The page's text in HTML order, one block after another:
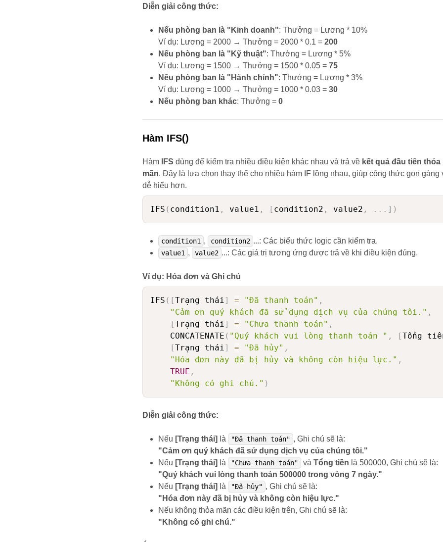
Diễn giải công thức:
Nếu phòng ban là "Kinh doanh": Thưởng = Lương * 10%
Ví dụ: Lương = 2000 → Thưởng = 2000 * 0.1 =200
Nếu phòng ban là "Kỹ thuật": Thưởng = Lương * 5%
Ví dụ: Lương = 1500 → Thưởng = 1500 * 0.05 =75
Nếu phòng ban là "Hành chính": Thưởng = Lương * 3%
Ví dụ: Lương = 1000 → Thưởng = 1000 * 0.03 =30
Nếu phòng ban khác: Thưởng =0
Hàm IFS()
Hàm IFS dùng để kiểm tra nhiều điều kiện khác nhau và trả về kết quả đầu tiên thỏa
mãn. Đây là lựa chọn thay thế cho nhiều hàm IF lồng nhau, giúp công thức gọn gàng
dễ hiểu hơn.
IFS ( condition1 , value1 , [ condition2 , value2 , . . . ] )
condition1 , condition2 ...: Các biểu thức logic cần kiểm tra.
value1 , value2 ...: Các giá trị tương ứng được trả về khi điều kiện đúng.
Ví dụ: Hóa đơn và Ghi chú
IFS ( [Trạng thái] = "Đã thanh toán" ,
"Cảm ơn quý khách đã sử dụng dịch vụ của chúng tôi." ,
[Trạng thái] = "Chưa thanh toán" ,
    CONCATENATE
( "Quý khách vui lòng thanh toán " , [Tổng
[Trạng thái] = "Đã hủy" ,
"Hóa đơn này đã bị hủy và không còn hiệu lực." ,
TRUE ,
"Không có ghi chú." )
Diễn giải công thức:
Nếu [Trạng thái] là "Đã thanh toán" , Ghi chú sẽ là:
"Cảm ơn quý khách đã sử dụng dịch vụ của chúng tôi."
Nếu [Trạng thái] là "Chưa thanh toán" vàTổng tiền là 500000, Ghi chú sẽ là:
"Quý khách vui lòng thanh toán 500000 trong vòng 7 ngày."
Nếu [Trạng thái] là "Đã hủy" , Ghi chú sẽ là:
"Hóa đơn này đã bị hủy và không còn hiệu lực."
Nếu không thỏa mãn các điều kiện trên, Ghi chú sẽ là:
"Không có ghi chú."